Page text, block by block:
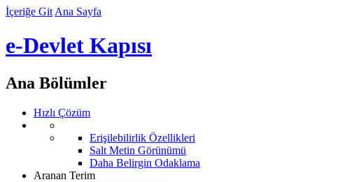
İçeriğe Git Ana Sayfa
e-Devlet Kapısı
Ana Bölümler
Hızlı Çözüm
Erişilebilirlik Özellikleri
Salt Metin Görünümü
Daha Belirgin Odaklama
Aranan Terim